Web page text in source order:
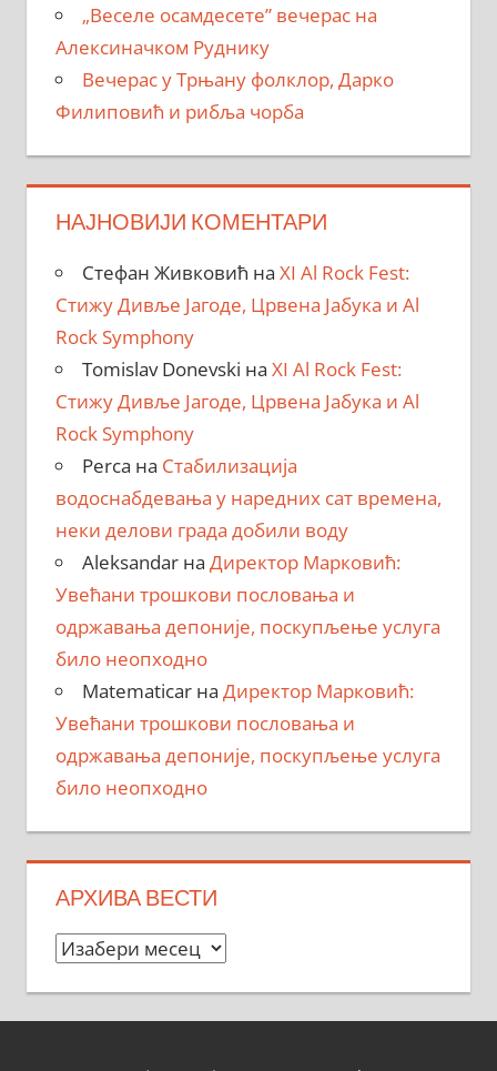
„Веселе осамдесете” вечерас на
Алексиначком Руднику
Вечерас у Трњану фолклор, Дарко
Филиповић и рибља чорба
НАЈНОВИЈИ КОМЕНТАРИ
Стефан Живковић на XI Al Rock Fest:
Стижу Дивље Јагоде, Црвена Јабука и Al
Rock Symphony
Tomislav Donevski на XI Al Rock Fest:
Стижу Дивље Јагоде, Црвена Јабука и Al
Rock Symphony
Perca на Стабилизација
водоснабдевања у наредних сат времена,
неки делови града добили воду
Aleksandarна Директор Марковић:
Увећани трошкови пословања и
одржавања депоније, поскупљење услуга
било неопходно
Matematicarна Директор Марковић:
Увећани трошкови пословања и
одржавања депоније, поскупљење услуга
било неопходно
АРХИВА ВЕСТИ
Архива